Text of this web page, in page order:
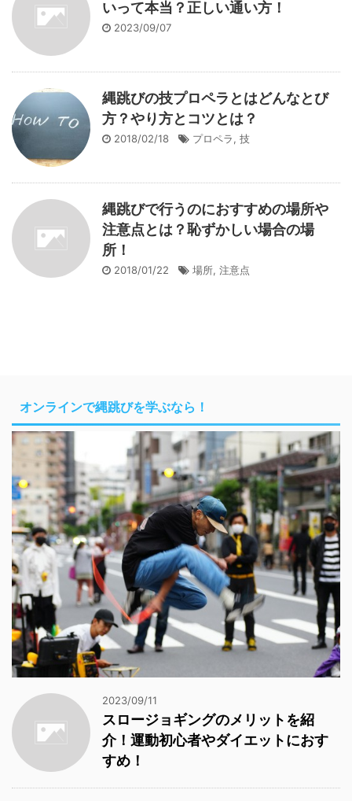
いって本当？正しい通い方！
2023/09/07
縄跳びの技プロペラとはどんなとび
方？やり方とコツとは？
2018/02/18 プロペラ, 技
縄跳びで行うのにおすすめの場所や
注意点とは？恥ずかしい場合の場
所！
2018/01/22 場所, 注意点
オンラインで縄跳びを学ぶなら！
2023/09/11
スロージョギングのメリットを紹
介！運動初心者やダイエットにおす
すめ！